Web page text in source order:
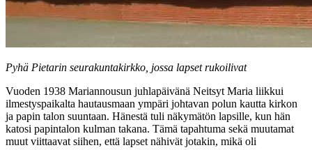
Pyhä Pietarin seurakuntakirkko, jossa lapset rukoilivat
Vuoden 1938 Mariannousun juhlapäivänä Neitsyt Maria liikkui
ilmestyspaikalta hautausmaan ympäri johtavan polun kautta kirkon
ja papin talon suuntaan. Hänestä tuli näkymätön lapsille, kun hän
katosi papintalon kulman takana. Tämä tapahtuma sekä muutamat
muut viittaavat siihen, että lapset nähivät jotakin, mikä oli